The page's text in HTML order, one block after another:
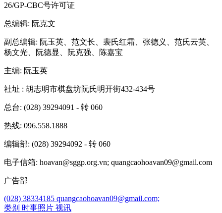
26/GP-CBC号许可证
总编辑: 阮克文
副总编辑: 阮玉英、范文长、裴氏红霜、张德义、范氏云英、
杨文光、阮德显、阮克强、陈嘉宝
主编: 阮玉英
社址 : 胡志明市棋盘坊阮氏明开街432-434号
总台: (028) 39294091 - 转 060
热线: 096.558.1888
编辑部: (028) 39294092 - 转 060
电子信箱: hoavan@sggp.org.vn; quangcaohoavan09@gmail.com
广告部
(028) 38334185 quangcaohoavan09@gmail.com;
类别 时事照片 视讯